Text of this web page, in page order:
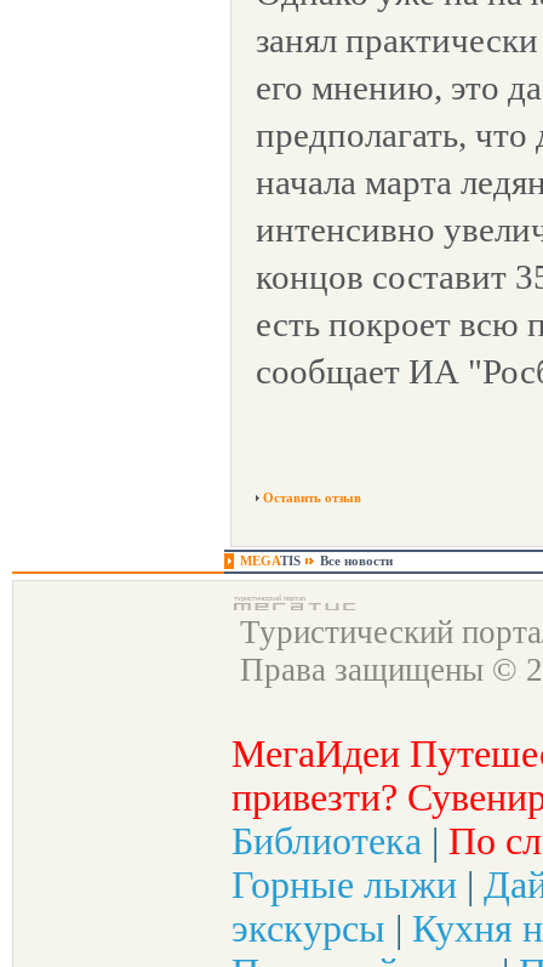
занял
его мнению, это
предполагать,
начала марта
интенсивно
концов составит
есть покроет всю
сообщает ИА
Оставить отзыв
MEGATIS Все новости
Туристический
Права защищены ©
МегаИдеи
привезти?
Библиотека | По
Горные лыжи |
экскурсы | Кухня